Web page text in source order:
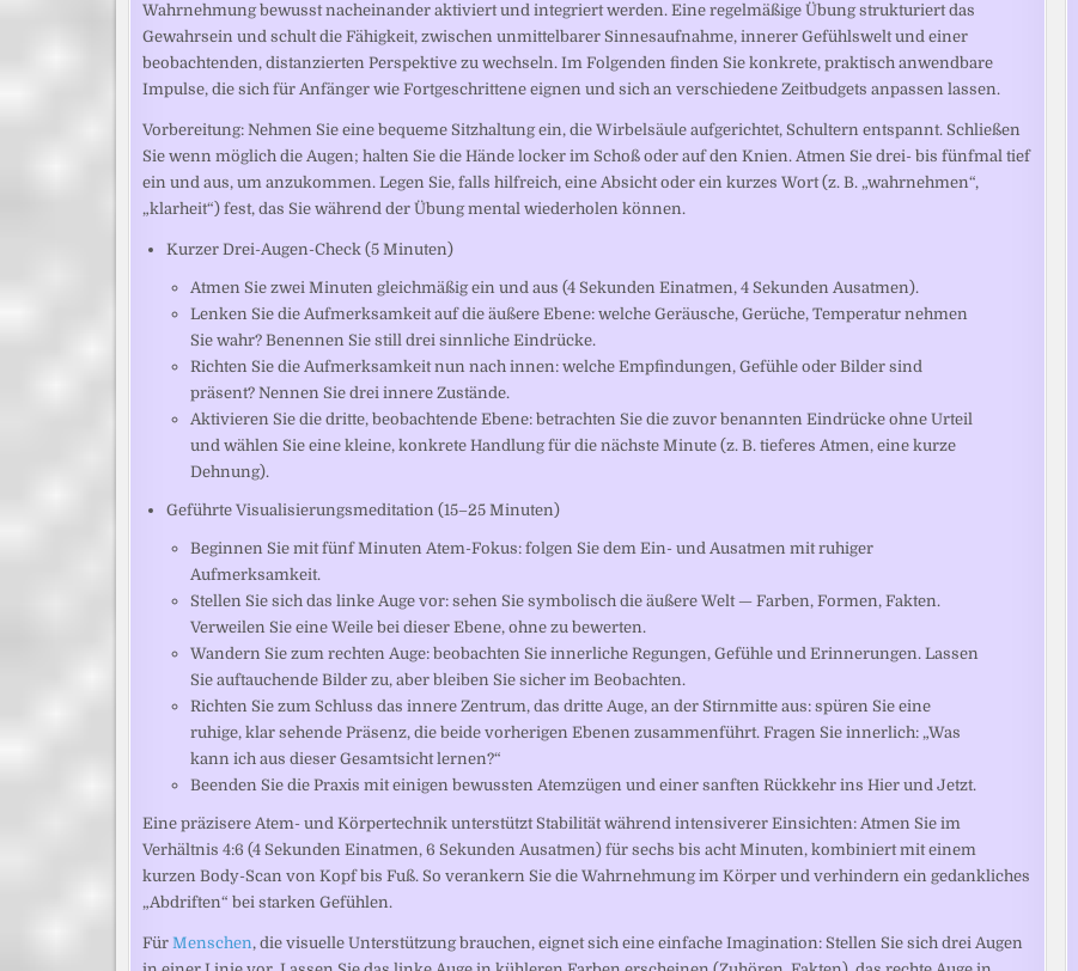
Wahrnehmung bewusst nacheinander aktiviert und integriert werden. Eine regelmäßige Übung strukturiert das
Gewahrsein und schult die Fähigkeit, zwischen unmittelbarer Sinnesaufnahme, innerer Gefühlswelt und einer
beobachtenden, distanzierten Perspektive zu wechseln. Im Folgenden finden Sie konkrete, praktisch anwendbare
Impulse, die sich für Anfänger wie Fortgeschrittene eignen und sich an verschiedene Zeitbudgets anpassen lassen.
Vorbereitung: Nehmen Sie eine bequeme Sitzhaltung ein, die Wirbelsäule aufgerichtet, Schultern entspannt. Schließen
Sie wenn möglich die Augen; halten Sie die Hände locker im Schoß oder auf den Knien. Atmen Sie drei- bis fünfmal tief
ein und aus, um anzukommen. Legen Sie, falls hilfreich, eine Absicht oder ein kurzes Wort (z. B. „wahrnehmen“,
„klarheit“) fest, das Sie während der Übung mental wiederholen können.
Kurzer Drei-Augen-Check (5 Minuten)
Atmen Sie zwei Minuten gleichmäßig ein und aus (4 Sekunden Einatmen, 4 Sekunden Ausatmen).
Lenken Sie die Aufmerksamkeit auf die äußere Ebene: welche Geräusche, Gerüche, Temperatur nehmen
Sie wahr? Benennen Sie still drei sinnliche Eindrücke.
Richten Sie die Aufmerksamkeit nun nach innen: welche Empfindungen, Gefühle oder Bilder sind
präsent? Nennen Sie drei innere Zustände.
Aktivieren Sie die dritte, beobachtende Ebene: betrachten Sie die zuvor benannten Eindrücke ohne Urteil
und wählen Sie eine kleine, konkrete Handlung für die nächste Minute (z. B. tieferes Atmen, eine kurze
Dehnung).
Geführte Visualisierungsmeditation (15–25 Minuten)
Beginnen Sie mit fünf Minuten Atem-Fokus: folgen Sie dem Ein- und Ausatmen mit ruhiger
Aufmerksamkeit.
Stellen Sie sich das linke Auge vor: sehen Sie symbolisch die äußere Welt — Farben, Formen, Fakten.
Verweilen Sie eine Weile bei dieser Ebene, ohne zu bewerten.
Wandern Sie zum rechten Auge: beobachten Sie innerliche Regungen, Gefühle und Erinnerungen. Lassen
Sie auftauchende Bilder zu, aber bleiben Sie sicher im Beobachten.
Richten Sie zum Schluss das innere Zentrum, das dritte Auge, an der Stirnmitte aus: spüren Sie eine
ruhige, klar sehende Präsenz, die beide vorherigen Ebenen zusammenführt. Fragen Sie innerlich: „Was
kann ich aus dieser Gesamtsicht lernen?“
Beenden Sie die Praxis mit einigen bewussten Atemzügen und einer sanften Rückkehr ins Hier und Jetzt.
Eine präzisere Atem- und Körpertechnik unterstützt Stabilität während intensiverer Einsichten: Atmen Sie im
Verhältnis 4:6 (4 Sekunden Einatmen, 6 Sekunden Ausatmen) für sechs bis acht Minuten, kombiniert mit einem
kurzen Body-Scan von Kopf bis Fuß. So verankern Sie die Wahrnehmung im Körper und verhindern ein gedankliches
„Abdriften“ bei starken Gefühlen.
Für Menschen, die visuelle Unterstützung brauchen, eignet sich eine einfache Imagination: Stellen Sie sich drei Augen